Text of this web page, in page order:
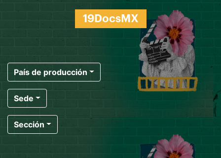
19DocsMX
País de producción
Sede
Sección